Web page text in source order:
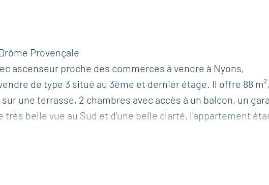
Provençale
ascenseur proche des commerces à vendre à Nyons,
de type 3 situé au 3ème et dernier étage. Il offre 88 m²,
une terrasse, 2 chambres avec accès à un balcon, un
très belle vue au Sud et d'une belle clarté, l'appartement